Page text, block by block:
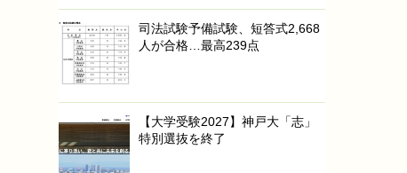
司法試験予備試験、短答式2,668
人が合格…最高239点
【大学受験2027】神戸大「志」
特別選抜を終了